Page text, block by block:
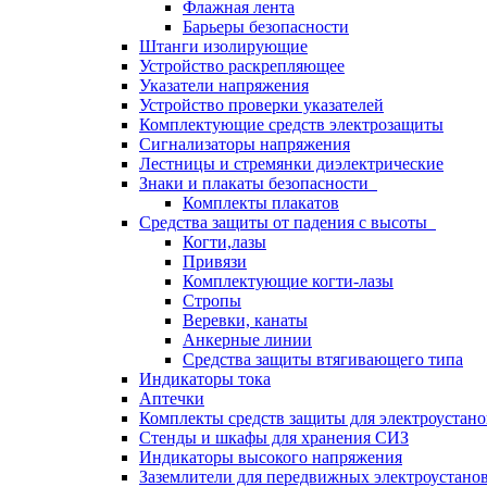
Флажная лента
Барьеры безопасности
Штанги изолирующие
Устройство раскрепляющее
Указатели напряжения
Устройство проверки указателей
Комплектующие средств электрозащиты
Сигнализаторы напряжения
Лестницы и стремянки диэлектрические
Знаки и плакаты безопасности
Комплекты плакатов
Средства защиты от падения с высоты
Когти,лазы
Привязи
Комплектующие когти-лазы
Стропы
Веревки, канаты
Анкерные линии
Средства защиты втягивающего типа
Индикаторы тока
Аптечки
Комплекты средств защиты для
Стенды и шкафы для хранения СИЗ
Индикаторы высокого напряжения
Заземлители для передвижных